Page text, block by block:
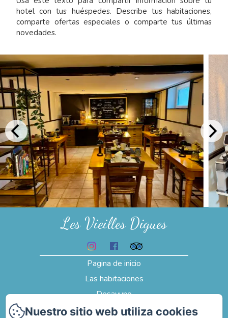
hotel con tus huéspedes. Describe tus habitaciones,
comparte ofertas especiales o comparte tus últimas
novedades.
Les Vieilles Digues
Pagina de inicio
Las habitaciones
Desayuno
Testimonios
Nuestro sitio web utiliza cookies